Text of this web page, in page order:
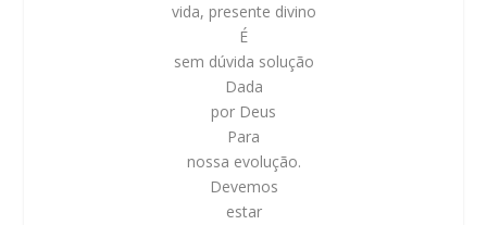
vida, presente divino
É
sem dúvida solução
Dada
por Deus
Para
nossa evolução.
Devemos
estar